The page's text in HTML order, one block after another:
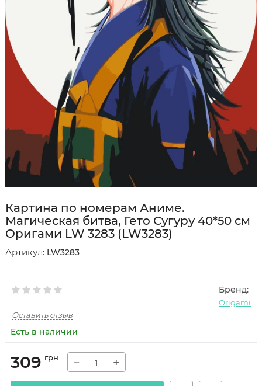
Картина по номерам Аниме.
Магическая битва, Гето Сугуру 40*50 см
Оригами LW 3283 (LW3283)
Артикул: LW3283
Бренд:
Origami
Оставить отзыв
Есть в наличии
309 грн − +